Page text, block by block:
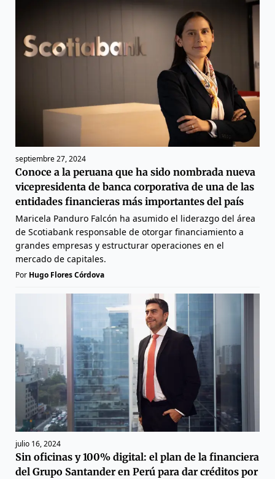
septiembre 27, 2024
Conoce a la peruana que ha sido nombrada nueva
vicepresidenta de banca corporativa de una de las
entidades financieras más importantes del país
Maricela Panduro Falcón ha asumido el liderazgo del área
de Scotiabank responsable de otorgar financiamiento a
grandes empresas y estructurar operaciones en el
mercado de capitales.
Por Hugo Flores Córdova
julio 16, 2024
Sin oficinas y 100% digital: el plan de la financiera
del Grupo Santander en Perú para dar créditos por